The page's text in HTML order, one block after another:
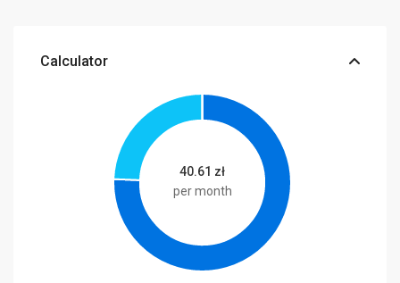
Calculator
40.61 zł
per month